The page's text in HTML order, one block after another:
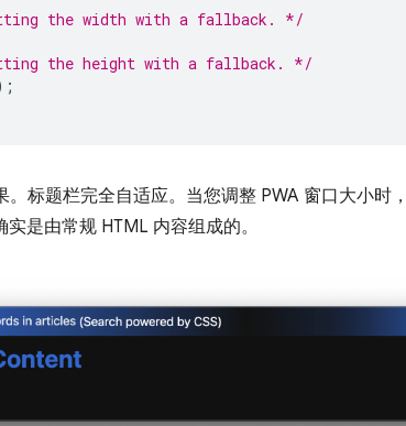
the width with a fallback. */
the height with a fallback. */
标题栏完全自适应。当您调整 PWA 窗口大小时
是由常规 HTML 内容组成的。